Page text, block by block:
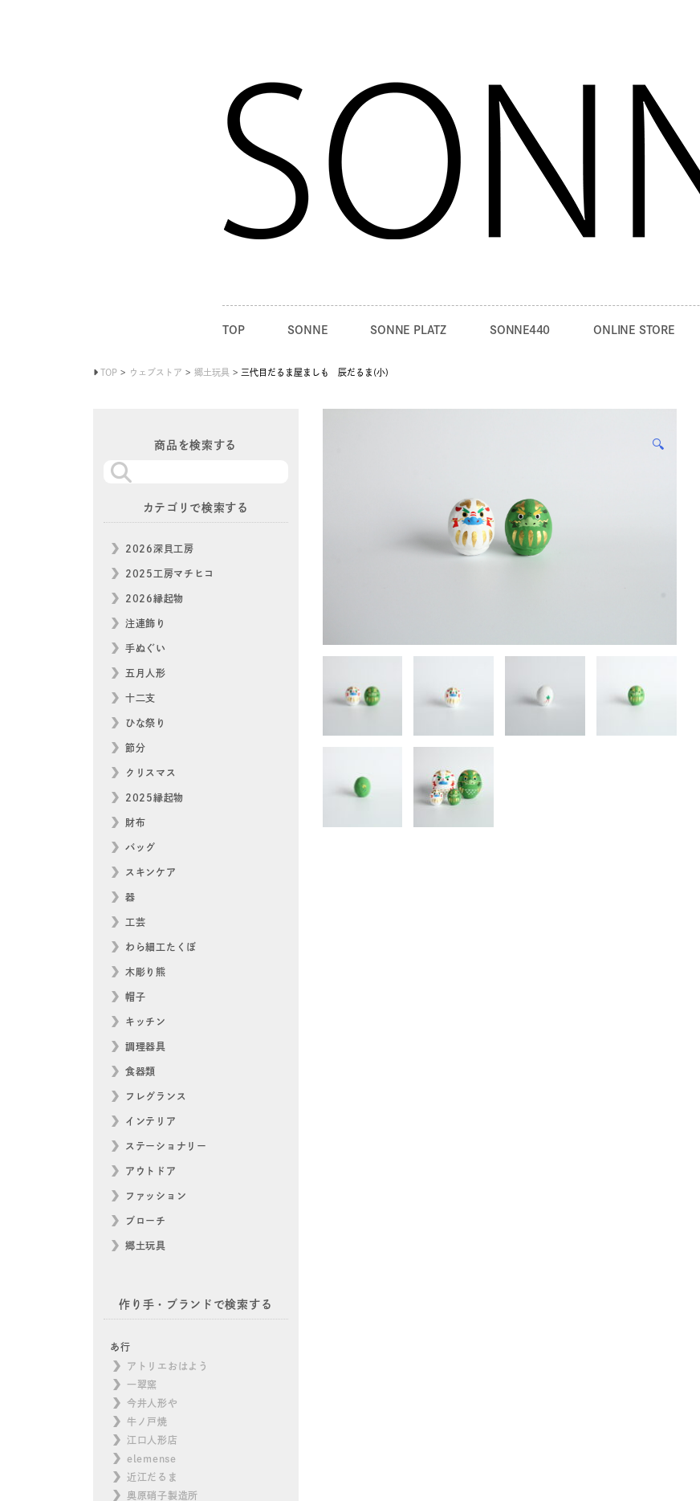
TOP SONNE SONNE PLATZ SONNE440 ONLINE STORE
TOP ウェブストア 郷土玩具 三代目だるま屋ましも 辰だるま(小)
🔍
商品を検索する
カテゴリで検索する
2026深貝工房
2025工房マチヒコ
2026縁起物
注連飾り
手ぬぐい
五月人形
十二支
ひな祭り
節分
クリスマス
2025縁起物
財布
バッグ
スキンケア
器
工芸
わら細工たくぼ
木彫り熊
帽子
キッチン
調理器具
食器類
フレグランス
インテリア
ステーショナリー
アウトドア
ファッション
ブローチ
郷土玩具
作り手・ブランドで検索する
あ行
アトリエおはよう
一翠窯
今井人形や
牛ノ戸焼
江口人形店
elemense
近江だるま
奥原硝子製造所